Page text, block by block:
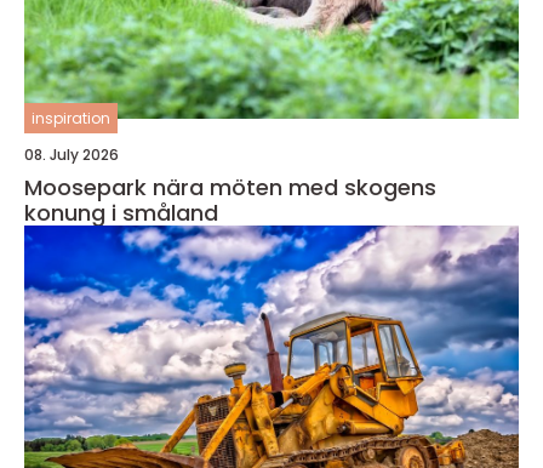
inspiration
08. July 2026
Moosepark nära möten med skogens
konung i småland